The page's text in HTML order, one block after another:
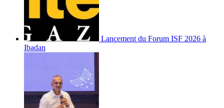
Lancement du Forum ISF 2026 à
Ibadan